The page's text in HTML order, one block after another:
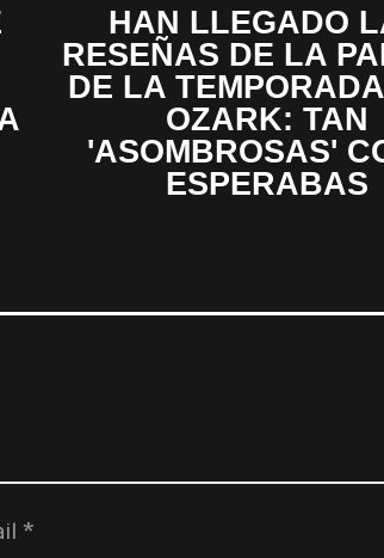
HAN LLEGADO
RESEÑAS DE LA
DE LA
OZARK: TAN
'ASOMBROSAS'
ESPERABAS